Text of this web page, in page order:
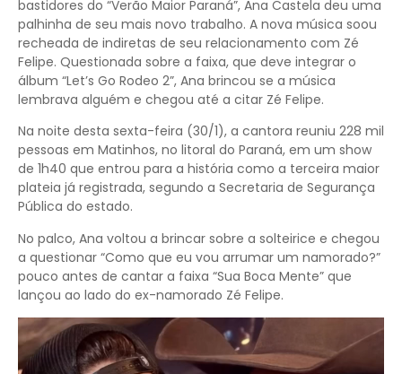
bastidores do “Verão Maior Paraná”, Ana Castela deu uma
palhinha de seu mais novo trabalho. A nova música soou
recheada de indiretas de seu relacionamento com Zé
Felipe. Questionada sobre a faixa, que deve integrar o
álbum “Let’s Go Rodeo 2”, Ana brincou se a música
lembrava alguém e chegou até a citar Zé Felipe.
Na noite desta sexta-feira (30/1), a cantora reuniu 228 mil
pessoas em Matinhos, no litoral do Paraná, em um show
de 1h40 que entrou para a história como a terceira maior
plateia já registrada, segundo a Secretaria de Segurança
Pública do estado.
No palco, Ana voltou a brincar sobre a solteirice e chegou
a questionar “Como que eu vou arrumar um namorado?”
pouco antes de cantar a faixa “Sua Boca Mente” que
lançou ao lado do ex-namorado Zé Felipe.
Tocador
de
vídeo